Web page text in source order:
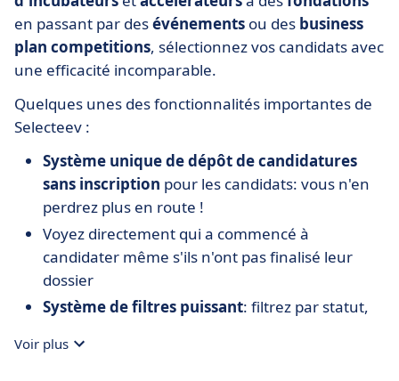
en passant par desévénements ou des business
plan competitions, sélectionnez vos candidats avec
une efficacité incomparable.
Quelques unes des fonctionnalités importantes de
Selecteev :
Système unique de dépôt de candidatures
sans inscription pour les candidats: vous n'en
perdrez plus en route !
Voyez directement qui a commencé à
candidater même s'ils n'ont pas finalisé leur
dossier
Système de filtres puissant: filtrez par statut,
candidats à vos questions
Voir plus